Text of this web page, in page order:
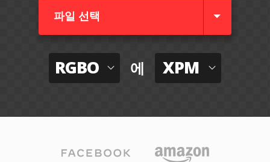
파일 선택
RGBO 에 XPM